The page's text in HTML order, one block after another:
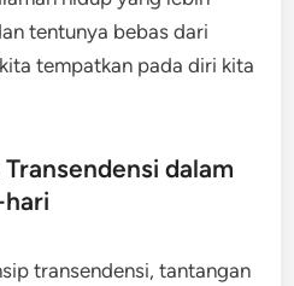
tentunya bebas dari
tempatkan pada diri kita
dalam
transendensi, tantangan